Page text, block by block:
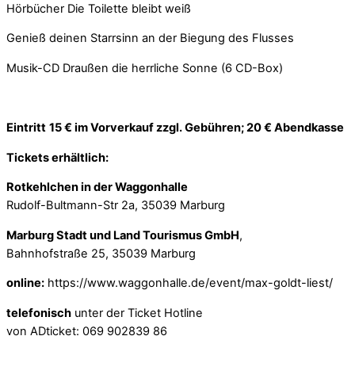
Hörbücher Die Toilette bleibt weiß
Genieß deinen Starrsinn an der Biegung des Flusses
Musik-CD Draußen die herrliche Sonne (6 CD-Box)
Eintritt 15 € im Vorverkauf zzgl. Gebühren; 20 € Abendkasse
Tickets erhältlich:
Rotkehlchen in der Waggonhalle
Rudolf-Bultmann-Str 2a, 35039 Marburg
Marburg Stadt und Land Tourismus GmbH,
Bahnhofstraße 25, 35039 Marburg
online: https://www.waggonhalle.de/event/max-goldt-liest/
telefonisch unter der Ticket Hotline
von ADticket: 069 902839 86